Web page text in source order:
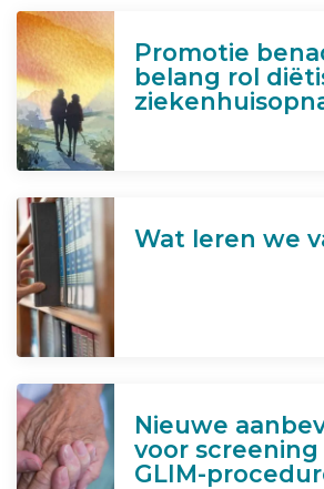
Promotie
belang rol
Wat leren we
Nieuwe
voor
GLIM-